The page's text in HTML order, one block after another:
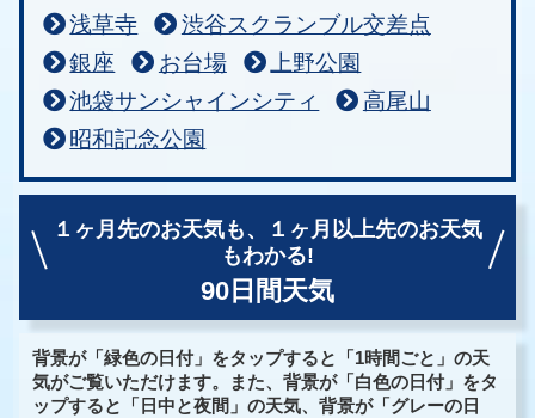
浅草寺
渋谷スクランブル交差点
銀座
お台場
上野公園
池袋サンシャインシティ
高尾山
昭和記念公園
１ヶ月先のお天気も、
１ヶ月以上先のお天気
もわかる!
90日間天気
背景が「緑色の日付」をタップすると「1時間ごと」の天
気がご覧いただけます。また、背景が「白色の日付」をタ
ップすると「日中と夜間」の天気、背景が「グレーの日